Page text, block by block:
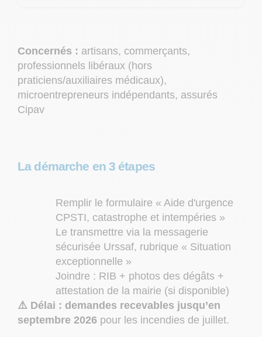
Concernés : artisans, commerçants,
professionnels libéraux (hors
praticiens/auxiliaires médicaux),
microentrepreneurs indépendants, assurés
Cipav
La démarche en 3 étapes
Remplir le formulaire « Aide d'urgence
CPSTI, catastrophe et intempéries »
Le transmettre via la messagerie
sécurisée Urssaf, rubrique « Situation
exceptionnelle »
Joindre : RIB + photos des dégâts +
attestation de la mairie (si disponible)
⚠️ Délai : demandes recevables jusqu’en
septembre 2026 pour les incendies de juillet.